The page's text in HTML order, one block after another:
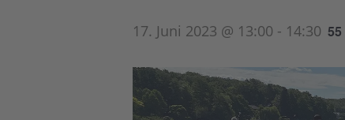
17. Juni 2023 @ 13:00 - 14:30 55